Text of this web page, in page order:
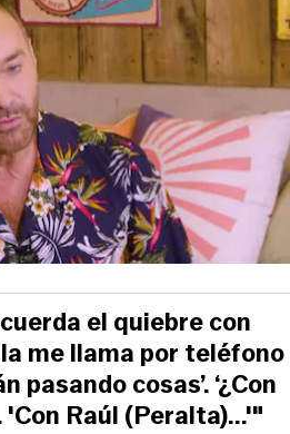
el quiebre con
me llama por teléfono
pasando cosas’. ‘¿Con
'Con Raúl (Peralta)...'"